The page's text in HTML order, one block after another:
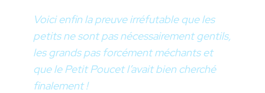
Voici enfin la preuve irréfutable que les
petits ne sont pas nécessairement gentils,
les grands pas forcément méchants et
que le Petit Poucet l’avait bien cherché
finalement !